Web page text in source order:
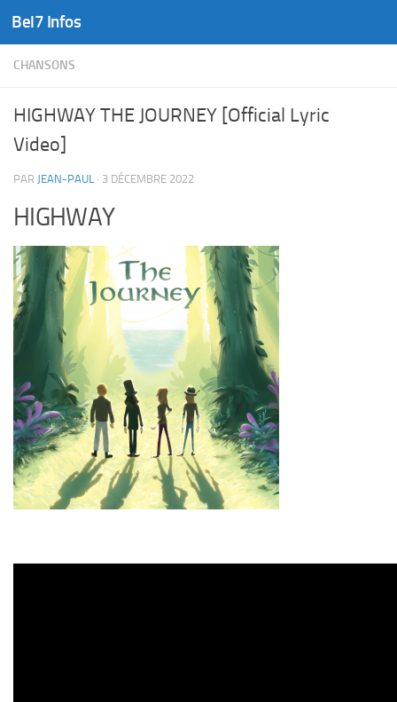
Skip to content
Bel7 Infos
CHANSONS
HIGHWAY THE JOURNEY [Official Lyric
Video]
PAR JEAN-PAUL · 3 DÉCEMBRE 2022
HIGHWAY